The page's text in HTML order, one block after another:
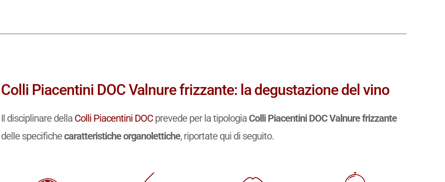
Colli Piacentini DOC Valnure frizzante: la degustazione del vino
Il disciplinare della Colli Piacentini DOC prevede per la tipologia Colli Piacentini DOC Valnure frizzante
delle specifichecaratteristiche organolettiche, riportate qui di seguito.